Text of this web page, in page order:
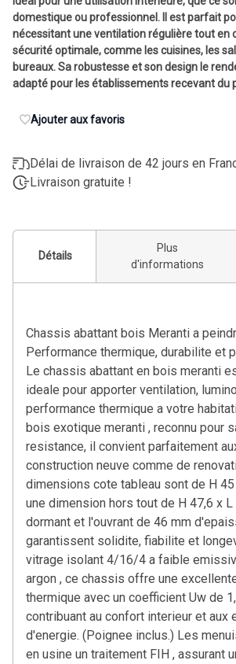
domestique ou professionnel. Il est parfait
nécessitant une ventilation régulière tout en
sécurité optimale, comme les cuisines, les
bureaux. Sa robustesse et son design le
adapté pour les établissements recevant du
Ajouter aux favoris
Délai de livraison de 42 jours en
Livraison gratuite !
Détails
Plus
d'informations
Chassis abattant bois Meranti a
Performance thermique, durabilite et
Le chassis abattant en bois meranti
ideale pour apporter ventilation,
performance thermique a votre
bois exotique meranti , reconnu pour
resistance, il convient parfaitement
construction neuve comme de
dimensions cote tableau sont de H
une dimension hors tout de H 47,6 x L
dormant et l'ouvrant de 46 mm
garantissent solidite, fiabilite et
vitrage isolant 4/16/4 a faible
argon , ce chassis offre une
thermique avec un coefficient Uw de
contribuant au confort interieur et aux
d'energie. (Poignee inclus.) Les
en usine un traitement FIH , assurant